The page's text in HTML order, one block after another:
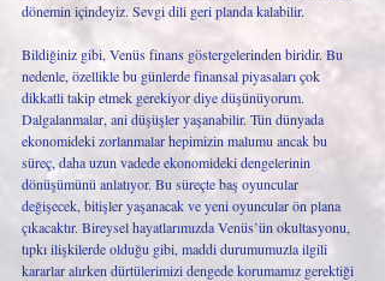
dönemin içindeyiz. Sevgi dili geri planda kalabilir.
Bildiğiniz gibi, Venüs finans göstergelerinden biridir. Bu
nedenle, özellikle bu günlerde finansal piyasaları çok
dikkatli takip etmek gerekiyor diye düşünüyorum.
Dalgalanmalar, ani düşüşler yaşanabilir. Tün dünyada
ekonomideki zorlanmalar hepimizin malumu ancak bu
süreç, daha uzun vadede ekonomideki dengelerinin
dönüşümünü anlatıyor. Bu süreçte baş oyuncular
değişecek, bitişler yaşanacak ve yeni oyuncular ön plana
çıkacaktır. Bireysel hayatlarımızda Venüs’ün okultasyonu,
tıpkı ilişkilerde olduğu gibi, maddi durumumuzla ilgili
kararlar alırken dürtülerimizi dengede korumamız gerektiği